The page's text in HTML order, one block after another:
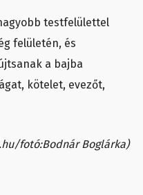
testfelülettel
felületén, és
a bajba
kötelet, evezőt,
fotó:Bodnár Boglárka)